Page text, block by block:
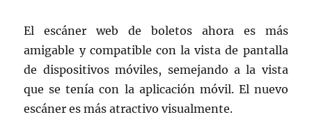
El escáner web de boletos ahora es más
amigable y compatible con la vista de pantalla
de dispositivos móviles, semejando a la vista
que se tenía con la aplicación móvil. El nuevo
escáner es más atractivo visualmente.